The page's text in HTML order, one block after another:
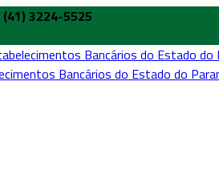
3224-5525